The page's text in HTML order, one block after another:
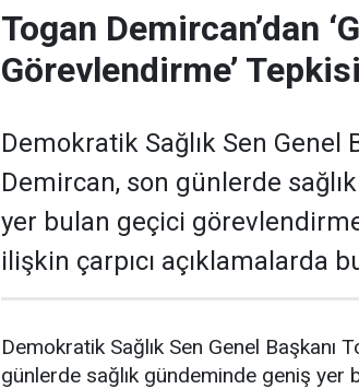
Togan Demircan’dan
Görevlendirme’
Demokratik Sağlık Sen Genel
Demircan, son günlerde
yer bulan geçici
ilişkin çarpıcı açıklamalarda
Demokratik Sağlık Sen Genel Başkanı
günlerde sağlık gündeminde geniş yer